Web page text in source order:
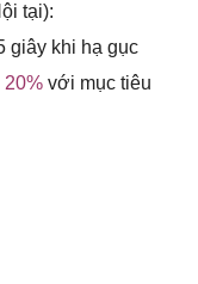
tại):
giây khi hạ gục
20% với mục tiêu